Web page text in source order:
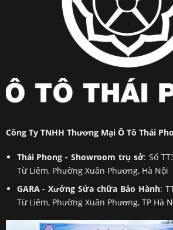
Công Ty TNHH Thương Mại Ô Tô Thái
Thái Phong - Showroom trụ sở: Số
Từ Liêm, Phường Xuân Phương, Hà Nội
GARA - Xưởng Sửa chữa Bảo Hành:
Từ Liêm, Phường Xuân Phương, TP Hà